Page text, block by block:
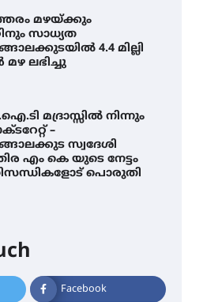
മഴയ്ക്കും
സാധ്യത
4.4 മില്ലി
മഴ ലഭിച്ചു
മദ്രാസ്സിൽ നിന്നും
–
സ്വദേശി
എം കെ യുടെ നേട്ടം
പൊരുതി
Facebook
കാട്ടൂർ, ടി. കെ. ബാലൻ
16ന്
6, 2026